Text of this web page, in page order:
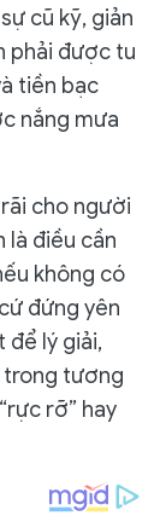
cũ kỹ, giản
phải được tu
tiền bạc
nắng mưa
cho người
là điều cần
không có
đứng yên
để lý giải,
trong tương
rỡ” hay